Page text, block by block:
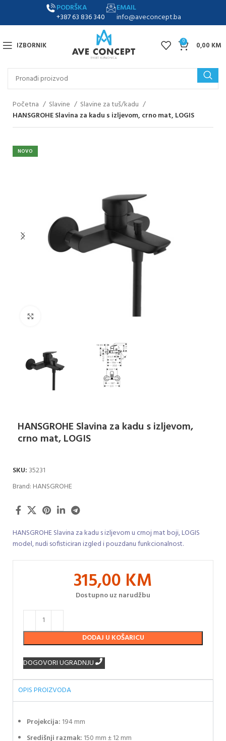
PODRŠKA
+387 63 836 340
EMAIL
info@aveconcept.ba
IZBORNIK 0 0,00 KM
Početna Slavine
Slavine za tuš/kadu
HANSGROHE Slavina za kadu s izljevom, crno mat, LOGIS
NOVO
HANSGROHE Slavina za kadu s izljevom,
crno mat, LOGIS
SKU: 35231
Brand: HANSGROHE
HANSGROHE Slavina za kadu s izljevom u crnoj mat boji, LOGIS
model, nudi sofisticiran izgled i pouzdanu funkcionalnost.
315,00 KM
Dostupno uz narudžbu
DODAJ U KOŠARICU
DOGOVORI UGRADNJU
OPIS PROIZVODA
Projekcija: 194 mm
Središnji razmak: 150 mm ± 12 mm